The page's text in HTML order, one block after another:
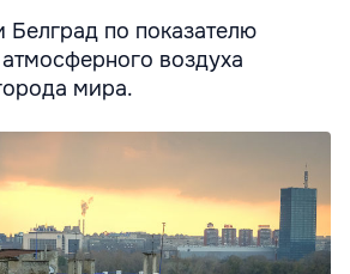
по показателю
воздуха
мира.